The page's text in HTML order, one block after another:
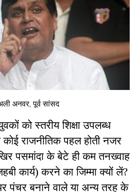
अनवर, पूर्व सांसद
को स्तरीय शिक्षा उपलब्ध
राजनीतिक पहल होती नजर
पसमांदा के बेटे ही कम तनख्वाह
कार्य) करने का जिम्मा क्यों लें?
पंचर बनाने वाले या अन्य तरह के